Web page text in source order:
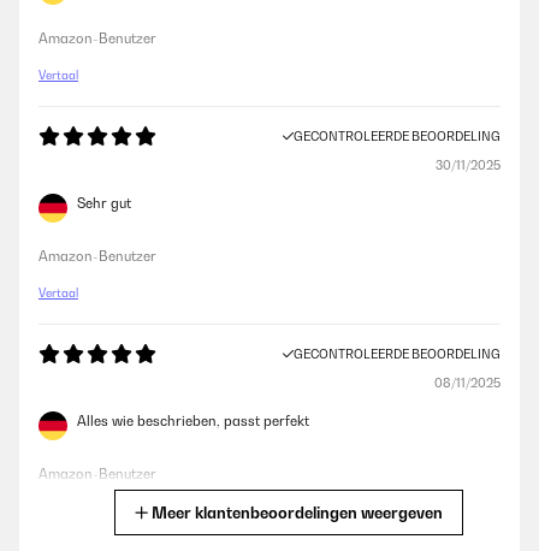
Amazon-Benutzer
Vertaal
GECONTROLEERDE BEOORDELING
30/11/2025
Sehr gut
Amazon-Benutzer
Vertaal
GECONTROLEERDE BEOORDELING
08/11/2025
Alles wie beschrieben, passt perfekt
Amazon-Benutzer
Meer klantenbeoordelingen weergeven